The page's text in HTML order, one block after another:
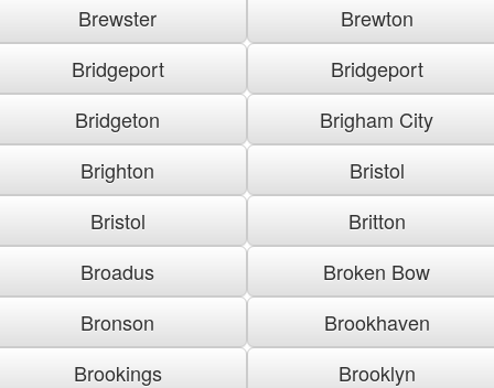
Brewster
Brewton
Bridgeport
Bridgeport
Bridgeton
Brigham City
Brighton
Bristol
Bristol
Britton
Broadus
Broken Bow
Bronson
Brookhaven
Brookings
Brooklyn